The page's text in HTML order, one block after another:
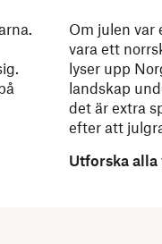
Om julen
vara ett
lyser upp
landskap
det är extra
efter att
Utforska